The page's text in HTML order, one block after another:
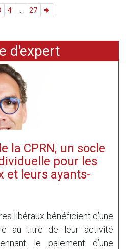
4 27
d'expert
la CPRN, un socle
pour les
et leurs ayants-
libéraux bénéficient d’une
au titre de leur activité
le paiement d’une